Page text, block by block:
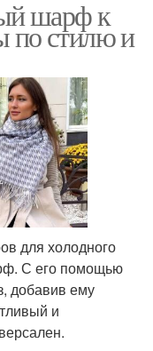
шарф к
по стилю и
для холодного
С его помощью
добавив ему
и